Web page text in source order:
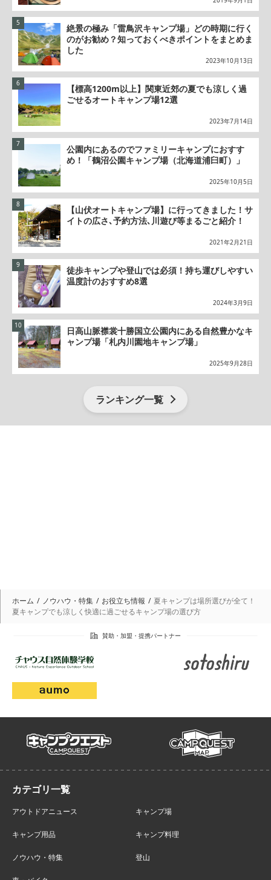
絶景の極み「雷鳥沢キャンプ場」どの時期に行く
のがお勧め？知っておくべきポイントをまとめま
した
2023年10月13日
【標高1200m以上】関東近郊の夏でも涼しく過
ごせるオートキャンプ場12選
2023年7月14日
公園内にあるのでファミリーキャンプにおすす
め！「鶴沼公園キャンプ場（北海道浦臼町）」
2025年10月5日
【山伏オートキャンプ場】に行ってきました！サ
イトの広さ､予約方法､川遊び等まるごと紹介！
2021年2月21日
徒歩キャンプや登山では必須！持ち運びしやすい
温度計のおすすめ8選
2024年3月9日
日高山脈襟裳十勝国立公園内にある自然豊かなキ
ャンプ場「札内川園地キャンプ場」
2025年9月28日
ランキング一覧
ホーム ノウハウ・特集 お役立ち情報
夏キャンプは場所選びが全て！
夏キャンプでも涼しく快適に過ごせるキャンプ場の選び方
campquest campmap
アウトドアニュース キャンプ場
キャンプ用品 キャンプ料理
ノウハウ・特集 登山